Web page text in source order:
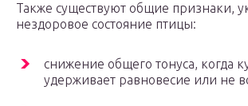
Также существуют общие признаки,
нездоровое состояние птицы:
снижение общего тонуса, когда
удерживает равновесие или не